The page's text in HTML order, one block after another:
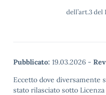
dell’art.3 del
Pubblicato: 19.03.2026 -
Eccetto dove diversamente
stato rilasciato sotto